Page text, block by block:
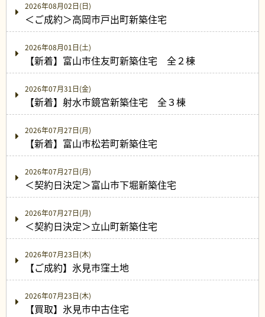
2026年08月02日(日)
＜ご成約＞高岡市戸出町新築住宅
2026年08月01日(土)
【新着】富山市住友町新築住宅 全２棟
2026年07月31日(金)
【新着】射水市鏡宮新築住宅 全３棟
2026年07月27日(月)
【新着】富山市松若町新築住宅
2026年07月27日(月)
＜契約日決定＞富山市下堀新築住宅
2026年07月27日(月)
＜契約日決定＞立山町新築住宅
2026年07月23日(木)
【ご成約】氷見市窪土地
2026年07月23日(木)
【買取】氷見市中古住宅